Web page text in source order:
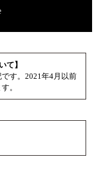
て】
す。2021年4月以前
。